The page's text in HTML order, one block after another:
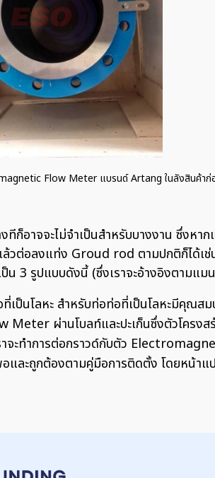
Flow Meter แบรนด์ Artang ในลังสินค้าก่
ทีก็อาจจะไม่จำเป็นสำหรับบางงาน ซึ่งห
ต่อลงแท่ง Groud rod ตามปกติก็ได้เช่
ป็น 3 รูปแบบดังนี้ (ซึ่งเราจะอ้างอิงตาม
เป็นโลหะ สำหรับท่อท่อที่เป็นโลหะมีคุณส
Meter ผ่านโบลท์และปะเก็นซึ่งตัวโค
จะทำการต่อกราวด์กับตัว
ะถูกต้องตามคู่มือการติดตั้ง โดยหน้าแ